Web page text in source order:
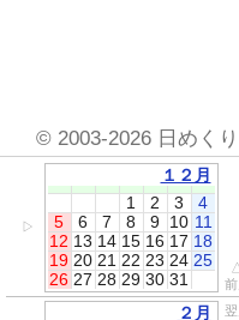
© 2003-2026 日めく
▷
１２月
1
2 3
4
5
6 7 8 9 10 11
12 13 14 15 16 17 18
19 20 21 22 23 24 25
26 27 28 29 30 31
前
２月